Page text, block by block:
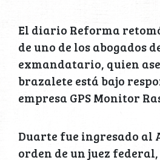
El diario Reforma
de uno de los abogados
exmandatario, quien
brazalete está bajo
empresa GPS Monitor
Duarte fue ingresado
orden de un juez